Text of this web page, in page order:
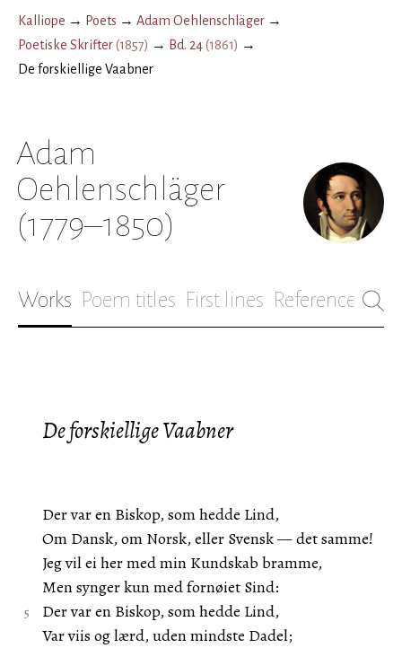
Kalliope → Poets → Adam Oehlenschläger →
Poetiske Skrifter(1857) → Bd. 24(1861) →
De forskiellige Vaabner
Adam
Oehlenschläger
(1779–1850)
Works Poem titles First lines References
De forskiellige Vaabner
Der var en Biskop, som hedde Lind,
Om Dansk, om Norsk, eller Svensk — det samme!
Jeg vil ei her med min Kundskab bramme,
Men synger kun med fornøiet Sind:
Der var en Biskop, som hedde Lind,
Var viis og lærd, uden mindste Dadel;